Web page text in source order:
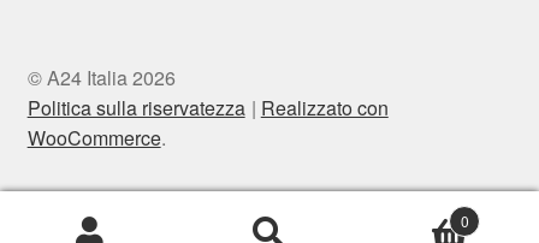
© A24 Italia 2026
Politica sulla riservatezza
Realizzato con
WooCommerce.
0